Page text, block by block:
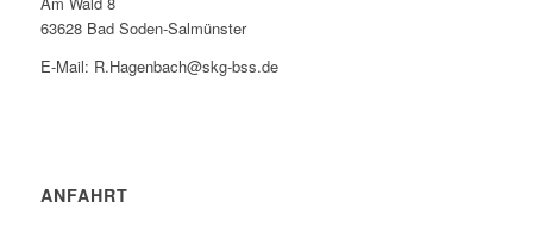
63628 Bad Soden-Salmünster
E-Mail: R.Hagenbach@skg-bss.de
ANFAHRT